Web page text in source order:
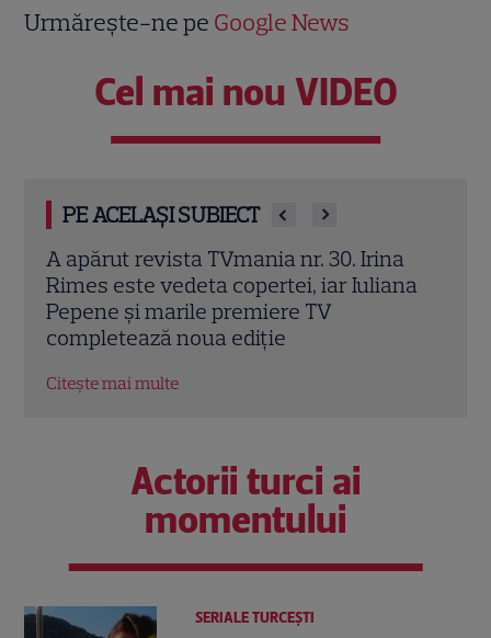
Urmărește-ne pe Google News
Cel mai nou VIDEO
PE ACELAȘI SUBIECT
Irina Rimes dezvăluie „arma” din noul
sezon „Vocea României”. Butonul care
schimbă jocul: „L-am folosit cu plăcere”
EXCLUSIV
Citește mai multe
Actorii turci ai
momentului
SERIALE TURCEŞTI